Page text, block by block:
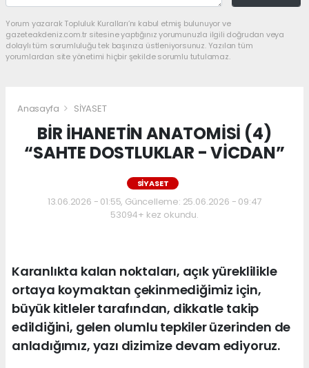
Yorum yazarak Topluluk Kuralları’nı kabul etmiş bulunuyor ve
gazeteakdeniz.com.tr sitesine yaptığınız yorumunuzla ilgili doğrudan veya
dolaylı tüm sorumluluğu tek başınıza üstleniyorsunuz. Yazılan tüm
yorumlardan site yönetimi hiçbir şekilde sorumlu tutulamaz.
Anasayfa SİYASET
BİR İHANETİN ANATOMİSİ (4)
“SAHTE DOSTLUKLAR - VİCDAN”
SİYASET
13.06.2026 - 01:55, Güncelleme: 25.06.2026 - 09:47
53094+ kez okundu.
Karanlıkta kalan noktaları, açık yüreklilikle
ortaya koymaktan çekinmediğimiz için,
büyük kitleler tarafından, dikkatle takip
edildiğini, gelen olumlu tepkiler üzerinden de
anladığımız, yazı dizimize devam ediyoruz.